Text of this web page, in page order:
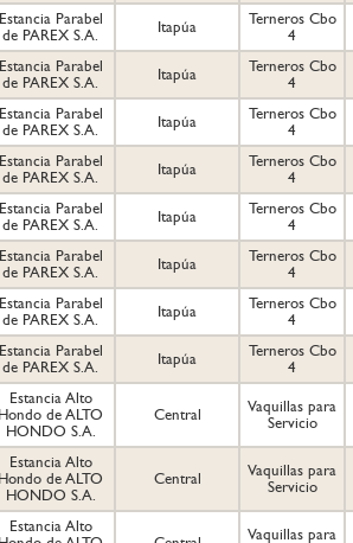
Estancia Parabel
de PAREX S.A.
Itapúa
Terneros Cbo
4
Estancia Parabel
de PAREX S.A.
Itapúa
Terneros Cbo
4
Estancia Parabel
de PAREX S.A.
Itapúa
Terneros Cbo
4
Estancia Parabel
de PAREX S.A.
Itapúa
Terneros Cbo
4
Estancia Parabel
de PAREX S.A.
Itapúa
Terneros Cbo
4
Estancia Parabel
de PAREX S.A.
Itapúa
Terneros Cbo
4
Estancia Parabel
de PAREX S.A.
Itapúa
Terneros Cbo
4
Estancia Parabel
de PAREX S.A.
Itapúa
Terneros Cbo
4
Estancia Alto
Hondo de ALTO
HONDO S.A.
Central
Vaquillas para
Servicio
Estancia Alto
Hondo de ALTO
HONDO S.A.
Central
Vaquillas para
Servicio
Estancia Alto
Vaquillas para